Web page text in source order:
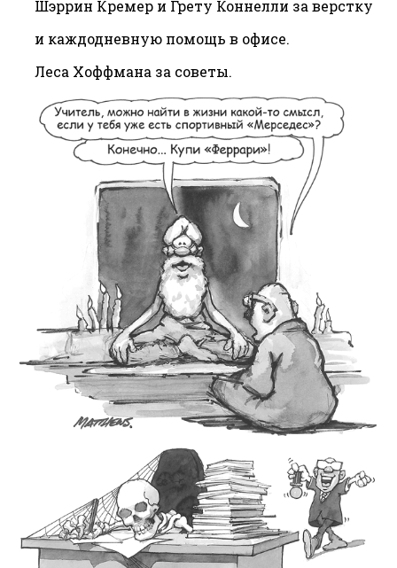
Шэррин Кремер и Грету Коннелли за верстку
и каждодневную помощь в офисе.
Леса Хоффмана за советы.